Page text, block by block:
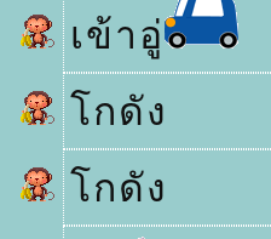
เข้าอู่
กดัง
กดัง